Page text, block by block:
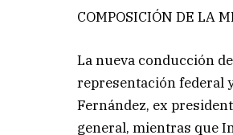
COMPOSICIÓN DE LA
La nueva conducción
representación federal
Fernández, ex
general, mientras que